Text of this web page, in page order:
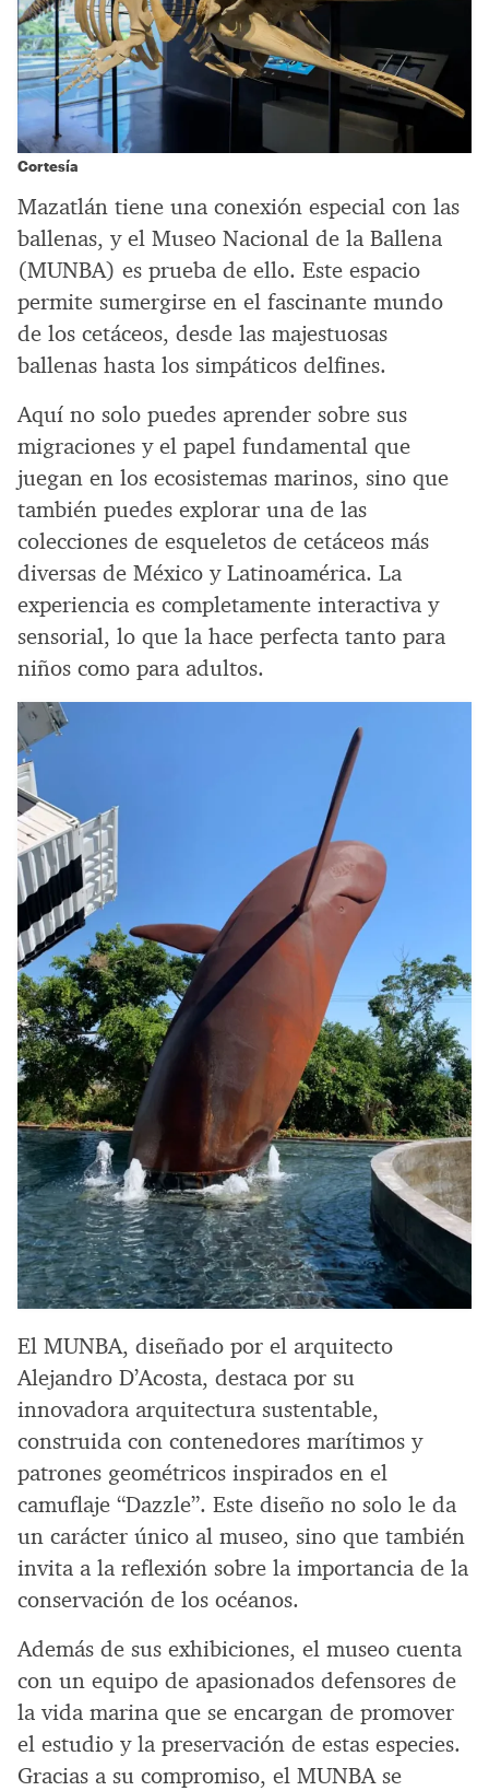
Cortesía
Mazatlán tiene una conexión especial con las
ballenas, y el Museo Nacional de la Ballena
(MUNBA) es prueba de ello. Este espacio
permite sumergirse en el fascinante mundo
de los cetáceos, desde las majestuosas
ballenas hasta los simpáticos delfines.
Aquí no solo puedes aprender sobre sus
migraciones y el papel fundamental que
juegan en los ecosistemas marinos, sino que
también puedes explorar una de las
colecciones de esqueletos de cetáceos más
diversas de México y Latinoamérica. La
experiencia es completamente interactiva y
sensorial, lo que la hace perfecta tanto para
niños como para adultos.
El MUNBA, diseñado por el arquitecto
Alejandro D’Acosta, destaca por su
innovadora arquitectura sustentable,
construida con contenedores marítimos y
patrones geométricos inspirados en el
camuflaje “Dazzle”. Este diseño no solo le da
un carácter único al museo, sino que también
invita a la reflexión sobre la importancia de la
conservación de los océanos.
Además de sus exhibiciones, el museo cuenta
con un equipo de apasionados defensores de
la vida marina que se encargan de promover
el estudio y la preservación de estas especies.
Gracias a su compromiso, el MUNBA se